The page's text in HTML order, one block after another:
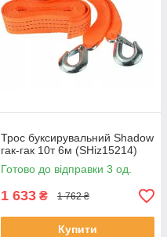
Трос буксирувальний Shadow
гак-гак 10т 6м (SHiz15214)
Готово до відправки 3 од.
1 633 ₴ 1 762 ₴
Купити